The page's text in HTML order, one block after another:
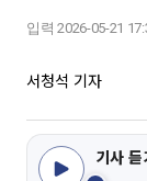
입력 2026-05-21
서청석 기자
기사 듣